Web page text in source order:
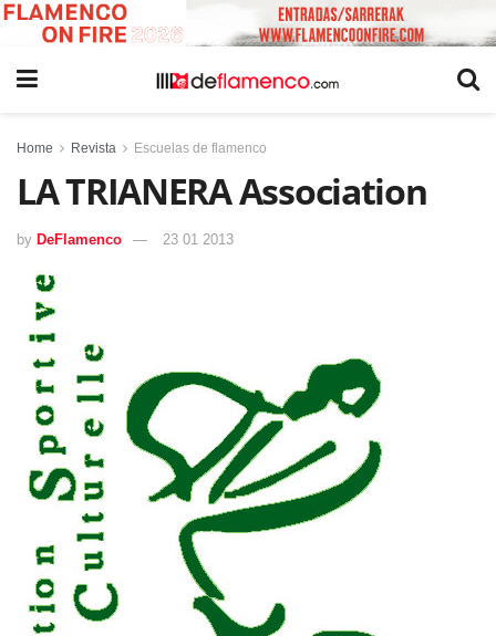
Home Revista Escuelas de flamenco
LA TRIANERA Association
by DeFlamenco 23 01 2013